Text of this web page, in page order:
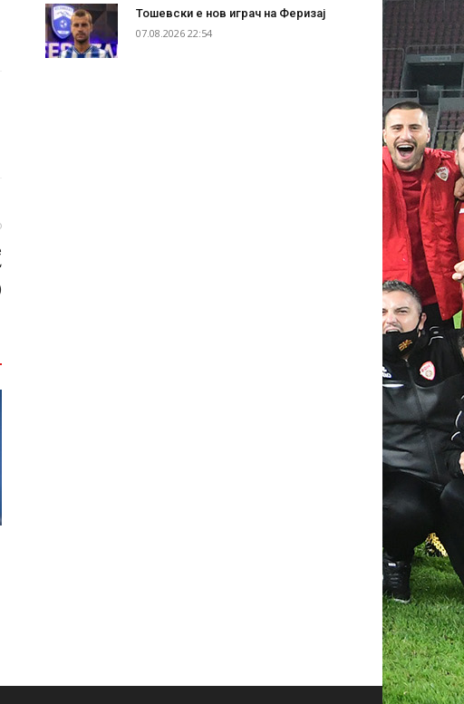
Тошевски е нов играч на Феризај
07.08.2026 22:54